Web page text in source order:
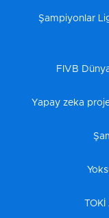
Şampiyonlar
FIVB
Yapay zeka